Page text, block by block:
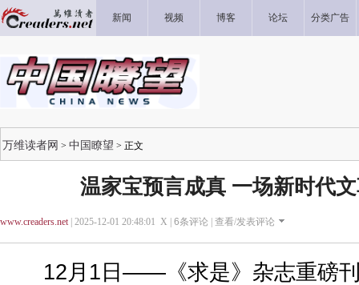
新闻 视频 博客 论坛 分类广告
万维读者网 > 中国瞭望 > 正文
温家宝预言成真 一场新时代
www.creaders.net| 2025-12-01 20:48:01 X | 6条评论 | 查看/发表评论
12月1日——《求是》杂志重磅刊